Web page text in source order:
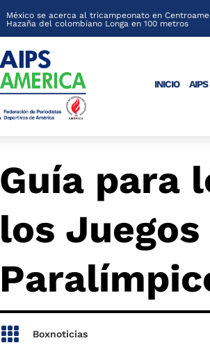
México se acerca al tricampeonato en
Hazaña del colombiano Longa en 100 metros
INICIO
Guía para
los
 Boxnoticias